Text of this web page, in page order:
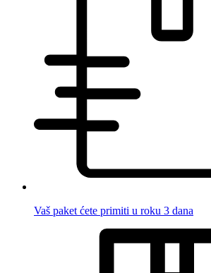
Vaš paket ćete primiti u roku 3 dana